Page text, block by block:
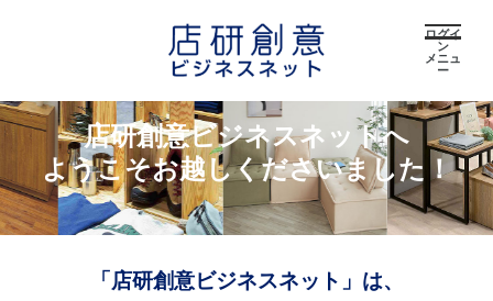
ログイ
ン
メニュ
ー
店研創意ビジネスネットへ
ようこそお越しくださいました！
「店研創意ビジネスネット」は、